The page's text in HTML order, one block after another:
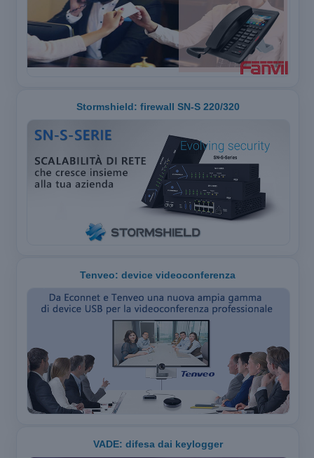
Stormshield: firewall SN-S 220/320
Tenveo: device videoconferenza
VADE: difesa dai keylogger